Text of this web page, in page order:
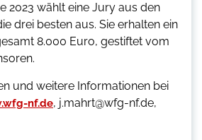
2023 wählt eine Jury aus den
drei besten aus. Sie erhalten ein
8.000 Euro, gestiftet vom
und weitere Informationen bei
nf.de, j.mahrt@wfg-nf.de,